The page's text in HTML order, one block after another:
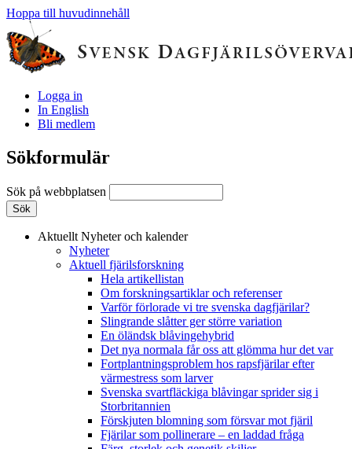
Hoppa till huvudinnehåll
Logga in
In English
Bli medlem
Sökformulär
Sök på webbplatsen
Aktuellt Nyheter och kalender
Nyheter
Aktuell fjärilsforskning
Hela artikellistan
Om forskningsartiklar och referenser
Varför förlorade vi tre svenska dagfjärilar?
Slingrande slåtter ger större variation
En öländsk blåvingehybrid
Det nya normala får oss att glömma hur det var
Fortplantningsproblem hos rapsfjärilar efter
värmestress som larver
Svenska svartfläckiga blåvingar sprider sig i
Storbritannien
Förskjuten blomning som försvar mot fjäril
Fjärilar som pollinerare – en laddad fråga